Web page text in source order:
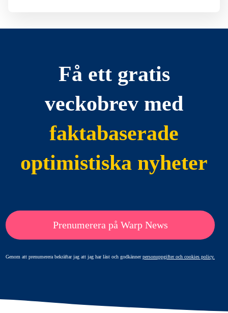
Få ett gratis
veckobrev med
faktabaserade
optimistiska nyheter
Prenumerera på Warp News
Genom att prenumerera bekräftar jag att jag har läst och godkännerpersonuppgifter och cookies policy.